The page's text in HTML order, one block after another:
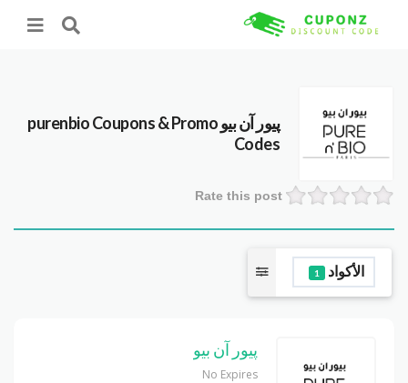
پيور آن بيو purenbioCoupons & Promo
Codes
Rate this post
الأكواد 1
پيور آن بيو
No Expires